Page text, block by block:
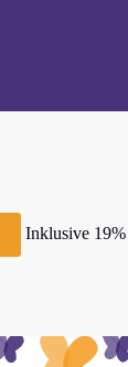
Inklusive 19%